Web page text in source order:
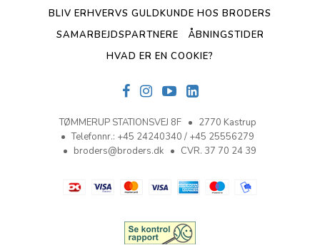
BLIV ERHVERVS GULDKUNDE HOS BRODERS
SAMARBEJDSPARTNERE
ÅBNINGSTIDER
HVAD ER EN COOKIE?
TØMMERUP STATIONSVEJ 8F
2770 Kastrup
Telefonnr.: +45 24240340 / +45 25556279
broders@broders.dk
CVR. 37 70 24 39